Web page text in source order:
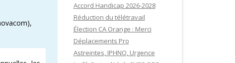
Accord Handicap 2026-2028
Réduction du télétravail
Élection CA Orange : Merci
Déplacements Pro
Astreintes, IPHNO, Urgence